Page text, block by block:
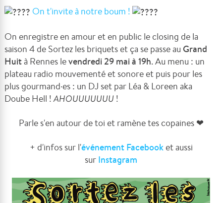
On t'invite à notre boum !
On enregistre en amour et en public le closing de la
saison 4 de Sortez les briquets et ça se passe au Grand
Huità Rennes levendredi 29 mai à 19h. Au menu : un
plateau radio mouvementé et sonore et puis pour les
plus gourmand·es : un DJ set par Léa & Loreen aka
Doube Hell !AHOUUUUUUU !
Parle s'en autour de toi et ramène tes copaines ❤
+ d'infos sur l'événement Facebooket aussi
sur Instagram